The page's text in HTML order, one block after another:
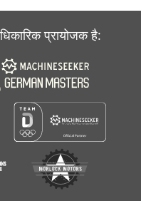
प्रायोजक है: